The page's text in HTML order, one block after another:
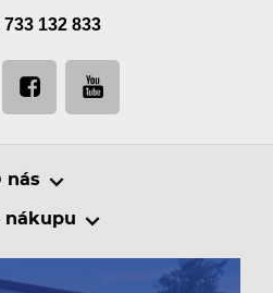
733 132 833
nás
nákupu